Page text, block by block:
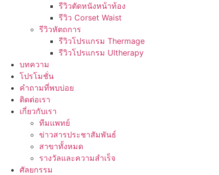
รีวิวตัดหนังหน้าท้อง
รีวิว Corset Waist
รีวิวหัตถการ
รีวิวโปรแกรม Thermage
รีวิวโปรแกรม Ultherapy
บทความ
โปรโมชั่น
คำถามที่พบบ่อย
ติดต่อเรา
เกี่ยวกับเรา
ทีมแพทย์
ข่าวสารประชาสัมพันธ์
สาขาทั้งหมด
รางวัลและความสำเร็จ
ศัลยกรรม